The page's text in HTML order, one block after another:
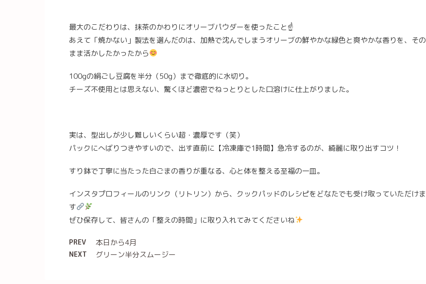
最大のこだわりは、抹茶のかわりにオリーブパウダーを使ったこと☝️
あえて「焼かない」製法を選んだのは、加熱で沈んでしまうオリーブの鮮やかな緑色と爽やかな香りを、その
まま活かしたかったから
100gの絹ごし豆腐を半分（50g）まで徹底的に水切り。
チーズ不使用とは思えない、驚くほど濃密でねっとりとした口溶けに仕上がりました。
実は、型出しが少し難しいくらい超・濃厚です（笑）
パックにへばりつきやすいので、出す直前に【冷凍庫で1時間】急冷するのが、綺麗に取り出すコツ！
すり鉢で丁寧に当たった白ごまの香りが重なる、心と体を整える至福の一皿。
インスタプロフィールのリンク（リトリン）から、クックパッドのレシピをどなたでも受け取っていただけま
す
ぜひ保存して、皆さんの「整えの時間」に取り入れてみてくださいね
PREV 本日から4月
NEXT グリーン半分スムージー